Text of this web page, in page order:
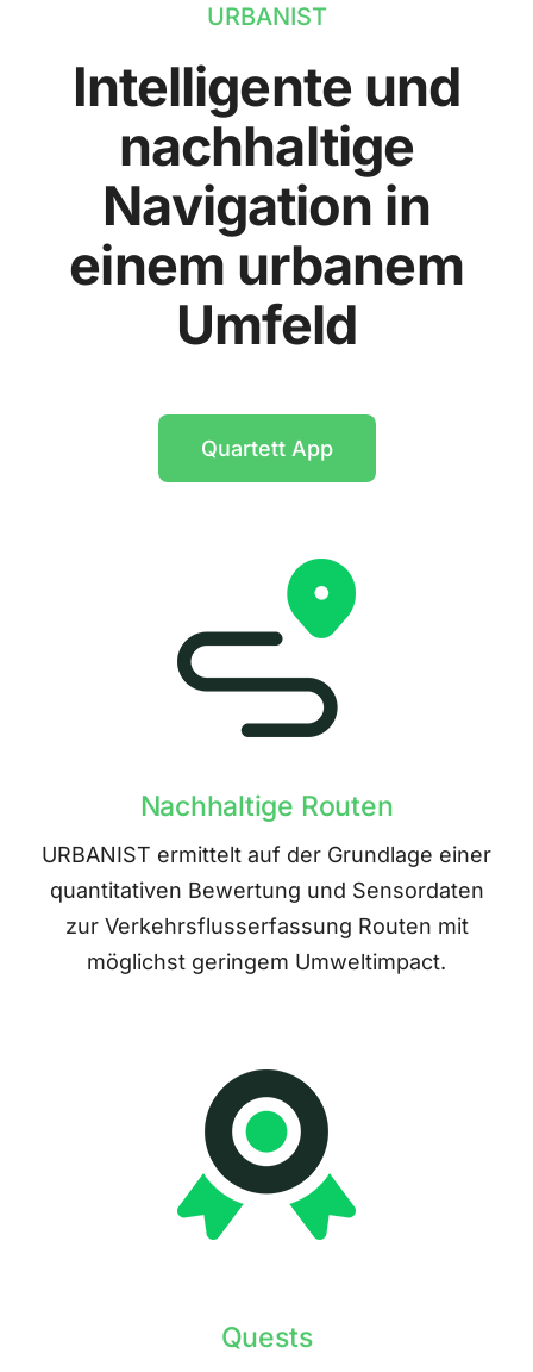
URBANIST
Intelligente und
nachhaltige
Navigation in
einem urbanem
Umfeld
Quartett App
Nachhaltige Routen
URBANIST ermittelt auf der Grundlage einer
quantitativen Bewertung und Sensordaten
zur Verkehrsflusserfassung Routen mit
möglichst geringem Umweltimpact.
Quests